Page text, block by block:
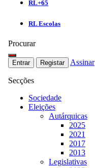
RL+65
RL Escolas
Procurar
Entrar Registar Assinar
Secções
Sociedade
Eleições
Autárquicas
2025
2021
2017
2013
Legislativas